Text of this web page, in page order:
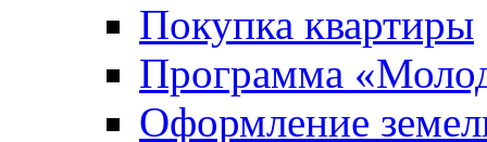
Покупка квартиры
Программа
Оформление